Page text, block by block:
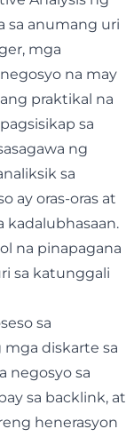
sa anumang uri
mga
na may
praktikal na
sa
ng
sa
ay oras-oras at
kadalubhasaan.
na pinapagana
sa katunggali
sa
diskarte sa
negosyo sa
sa backlink, at
henerasyon